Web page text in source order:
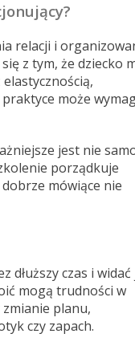
relacji i
z tym, że dziecko
może
jest nie
porządkuje
mówiące nie
czas i widać
mogą trudności w
planu,
czy zapach.